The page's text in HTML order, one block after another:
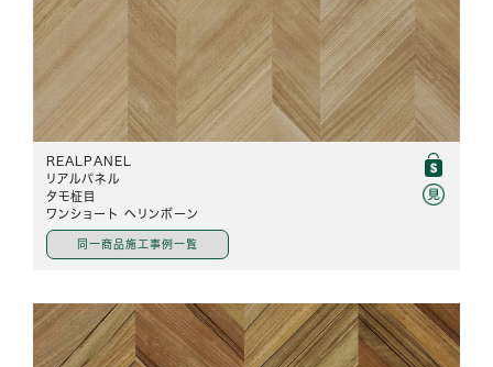
REALPANEL
リアルパネル
タモ柾目
ワンショート ヘリンボーン
同一商品施工事例一覧